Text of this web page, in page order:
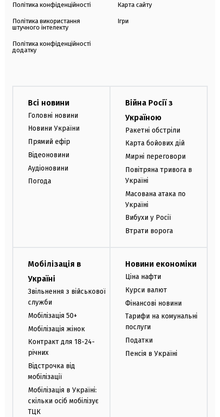
Політика конфіденційності
Політика використання
штучного інтелекту
Політика конфіденційності
додатку
Карта сайту
Ігри
Всі новини
Головні новини
Новини України
Прямий ефір
Відеоновини
Аудіоновини
Погода
Війна Росії з
Україною
Ракетні обстріли
Карта бойових дій
Мирні переговори
Повітряна тривога в
Україні
Масована атака по
Україні
Вибухи у Росії
Втрати ворога
Мобілізація в
Україні
Звільнення з військової
служби
Мобілізація 50+
Мобілізація жінок
Контракт для 18-24-
річних
Відстрочка від
мобілізації
Мобілізація в Україні:
скільки осіб мобілізує
ТЦК
Новини економіки
Ціна нафти
Курси валют
Фінансові новини
Тарифи на комунальні
послуги
Податки
Пенсія в Україні